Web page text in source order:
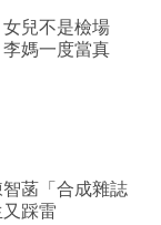
兒不是檢場
媽一度當真
菡「合成雜誌
踩雷